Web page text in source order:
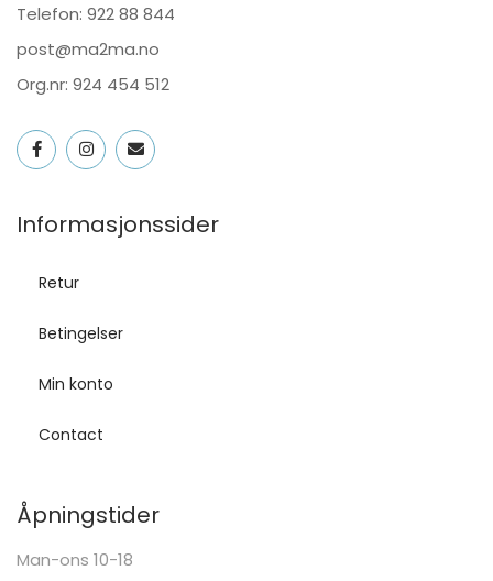
Telefon: 922 88 844
post@ma2ma.no
Org.nr: 924 454 512
Informasjonssider
Retur
Betingelser
Min konto
Contact
Åpningstider
Man-ons 10-18